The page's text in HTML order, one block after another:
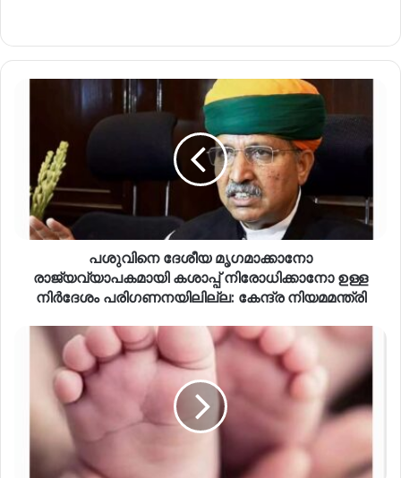
പശുവിനെ ദേശീയ മൃഗമാക്കാനോ
രാജ്യവ്യാപകമായി കശാപ്പ് നിരോധിക്കാനോ ഉള്ള
നിർദേശം പരിഗണനയിലില്ല: കേന്ദ്ര നിയമമന്ത്രി